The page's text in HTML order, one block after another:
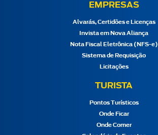
EMPRESAS
Alvarás, Certidões e Licenças
Invista em Nova Aliança
Nota Fiscal Eletrônica (NFS-e)
Sistema de Requisição
Licitações
TURISTA
Pontos Turísticos
Onde Ficar
Onde Comer